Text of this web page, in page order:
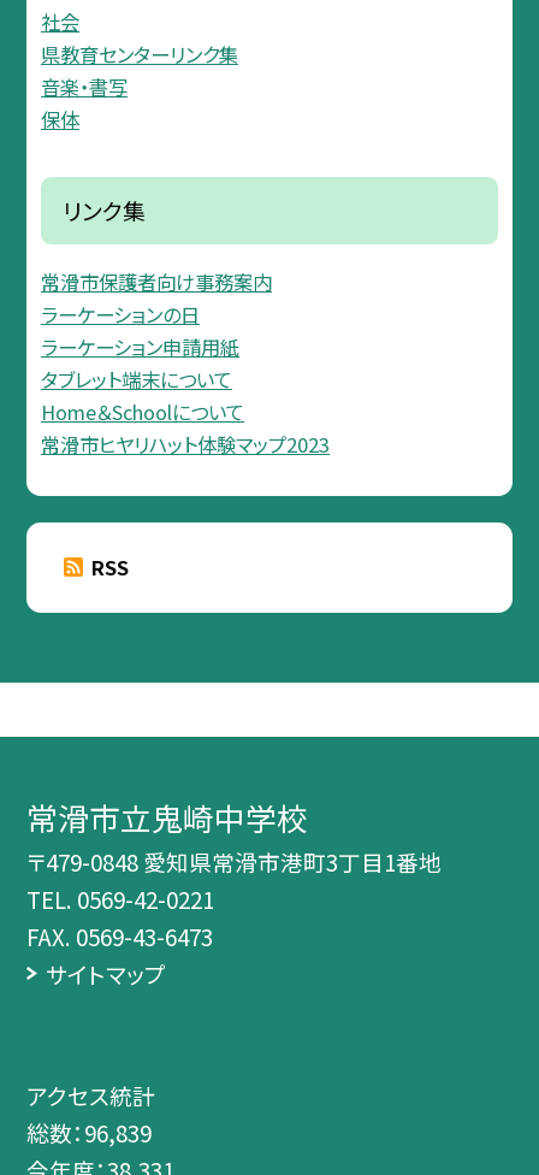
社会
県教育センターリンク集
音楽・書写
保体
リンク集
常滑市保護者向け事務案内
ラーケーションの日
ラーケーション申請用紙
タブレット端末について
Home＆Schoolについて
常滑市ヒヤリハット体験マップ2023
RSS
常滑市立鬼崎中学校
〒479-0848 愛知県常滑市港町3丁目1番地
TEL. 0569-42-0221
FAX. 0569-43-6473
サイトマップ
アクセス統計
総数：96,839